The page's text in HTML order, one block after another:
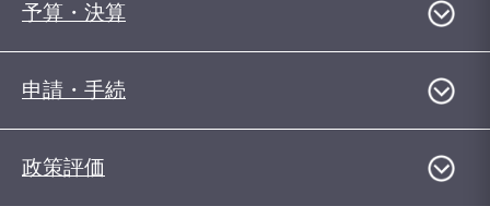
予算・決算
申請・手続
政策評価